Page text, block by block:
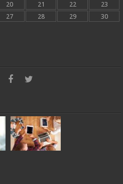
20 21 22
23
27 28 29
30